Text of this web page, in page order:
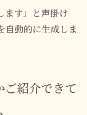
ます」と声掛け
自動的に生成しま
ご紹介できて